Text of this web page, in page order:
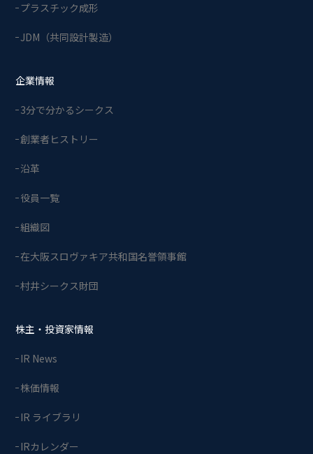
プラスチック成形
JDM（共同設計製造）
企業情報
3分で分かるシークス
創業者ヒストリー
沿革
役員一覧
組織図
在大阪スロヴァキア共和国名誉領事館
村井シークス財団
株主・投資家情報
IR News
株価情報
IR ライブラリ
IRカレンダー